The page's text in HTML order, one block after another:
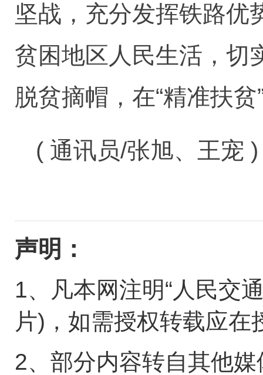
坚战，充分发挥铁路优
贫困地区人民生活，切
脱贫摘帽，在“精准扶
( 通讯员/张旭、王宠 )
声明：
1、凡本网注明“人民交
片)，如需授权转载应
2、部分内容转自其他